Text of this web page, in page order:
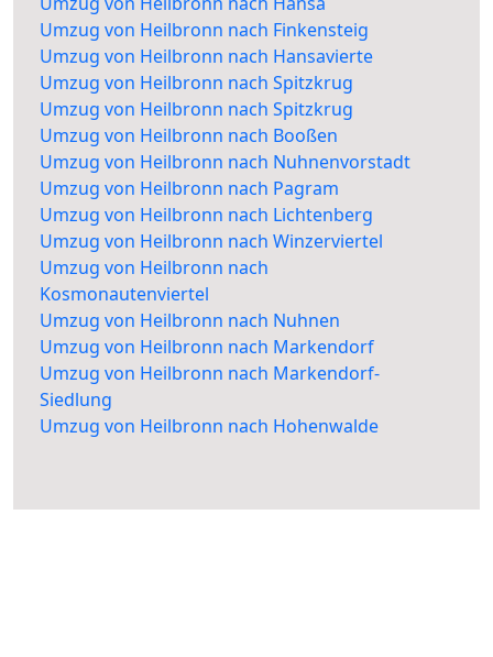
Umzug von Heilbronn nach Finkensteig
Umzug von Heilbronn nach Hansavierte
Umzug von Heilbronn nach Spitzkrug
Umzug von Heilbronn nach Spitzkrug
Umzug von Heilbronn nach Booßen
Umzug von Heilbronn nach Nuhnenvorstadt
Umzug von Heilbronn nach Pagram
Umzug von Heilbronn nach Lichtenberg
Umzug von Heilbronn nach Winzerviertel
Umzug von Heilbronn nach
Kosmonautenviertel
Umzug von Heilbronn nach Nuhnen
Umzug von Heilbronn nach Markendorf
Umzug von Heilbronn nach Markendorf-
Siedlung
Umzug von Heilbronn nach Hohenwalde